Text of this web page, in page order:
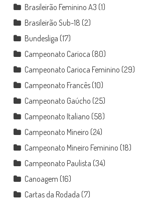
Brasileirão Feminino A3 (1)
Brasileirão Sub-18 (2)
Bundesliga (17)
Campeonato Carioca (80)
Campeonato Carioca Feminino (29)
Campeonato Francês(10)
Campeonato Gaúcho (25)
Campeonato Italiano (58)
Campeonato Mineiro (24)
Campeonato Mineiro Feminino (18)
Campeonato Paulista (34)
Canoagem (16)
Cartas da Rodada (7)